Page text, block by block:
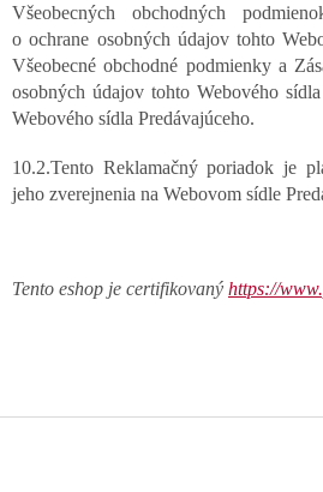
Všeobecných obchodných
o ochrane osobných údajov tohto
Všeobecné obchodné podmienky a
osobných údajov tohto Webového
Webového sídla Predávajúceho.
10.2.Tento Reklamačný poriadok je
jeho zverejnenia na Webovom sídle
Tento eshop je certifikovaný https://